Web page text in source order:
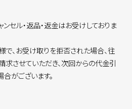
セル・返品・返金はお受けしておりま
、お受け取りを拒否された場合、往
させていただき、次回からの代金引
がございます。